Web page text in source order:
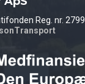
Reg. nr. 2799